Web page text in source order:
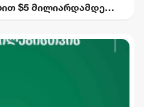
$5 მილიარდამდე